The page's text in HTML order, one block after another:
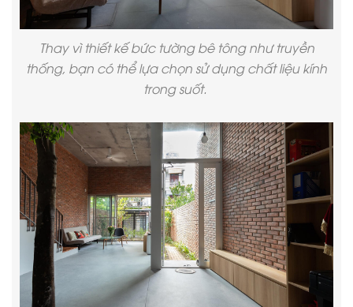
Thay vì thiết kế bức tường bê tông như truyền
thống, bạn có thể lựa chọn sử dụng chất liệu kính
trong suốt.